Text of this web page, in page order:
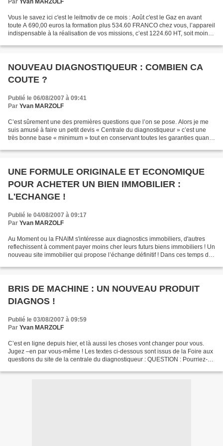
Par Yvan MARZOLF
Vous le savez ici c'est le leitmotiv de ce mois : Août c'est le Gaz en avant
toute A 690,00 euros la formation plus 534.60 FRANCO chez vous, l’appareil
indispensable à la réalisation de vos missions, c’est 1224.60 HT, soit moins
NOUVEAU DIAGNOSTIQUEUR : COMBIEN CA
COUTE ?
Publié le 06/08/2007 à 09:41
Par Yvan MARZOLF
C’est sûrement une des premières questions que l’on se pose. Alors je me
suis amusé à faire un petit devis « Centrale du diagnostiqueur » c’est une
très bonne base « minimum » tout en conservant toutes les garanties quand
UNE FORMULE ORIGINALE ET ECONOMIQUE
POUR ACHETER UN BIEN IMMOBILIER :
L'ECHANGE !
Publié le 04/08/2007 à 09:17
Par Yvan MARZOLF
Au Moment ou la FNAIM s'intéresse aux diagnostics immobiliers, d'autres
reflechissent à comment payer moins cher leurs futurs biens immobiliers ! Un
nouveau site immobilier qui propose l’échange définitif ! Dans ces temps de
BRIS DE MACHINE : UN NOUVEAU PRODUIT
DIAGNOS !
Publié le 03/08/2007 à 09:59
Par Yvan MARZOLF
C’est en ligne depuis hier, et là aussi les choses vont changer pour vous.
Jugez –en par vous-même ! Les textes ci-dessous sont issus de la Foire aux
questions du site de la centrale du diagnostiqueur : QUESTION : Pourriez-